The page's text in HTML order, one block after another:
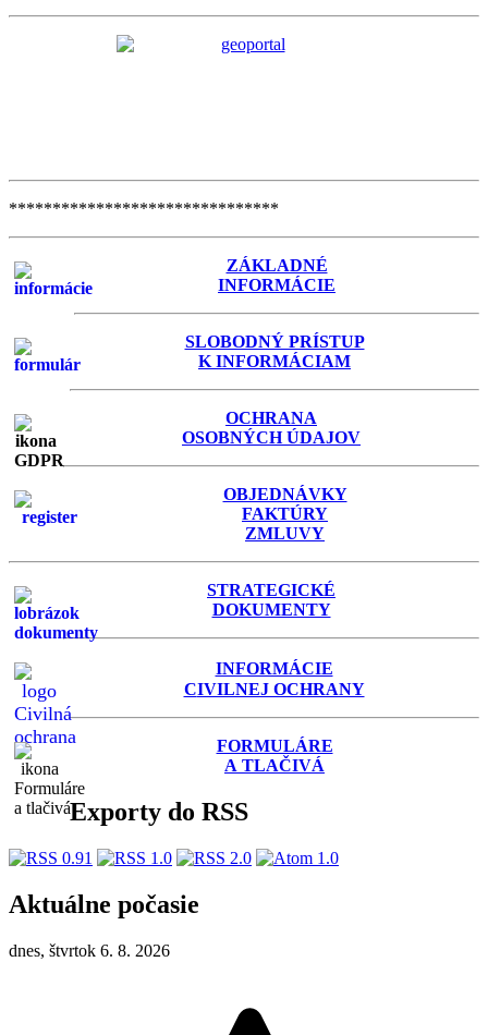
*******************************
ZÁKLADNÉ
INFORMÁCIE
SLOBODNÝ PRÍSTUP
K INFORMÁCIAM
OCHRANA
OSOBNÝCH ÚDAJOV
OBJEDNÁVKY
FAKTÚRY
ZMLUVY
STRATEGICKÉ
DOKUMENTY
INFORMÁCIE
CIVILNEJ OCHRANY
FORMULÁRE
A TLAČIVÁ
Exporty do RSS
Aktuálne počasie
dnes, štvrtok 6. 8. 2026